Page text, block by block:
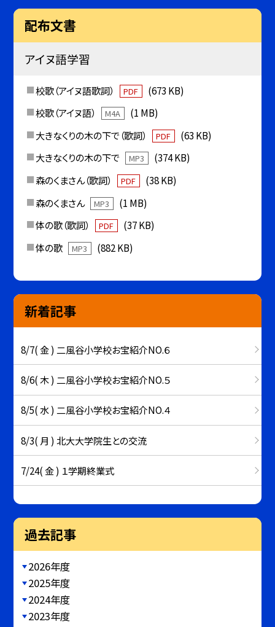
配布文書
アイヌ語学習
校歌（アイヌ語歌詞） PDF
(673 KB)
校歌（アイヌ語）
M4A
(1 MB)
大きなくりの木の下で（歌詞）
PDF
(63 KB)
大きなくりの木の下で
MP3
(374 KB)
森のくまさん（歌詞）
PDF
(38 KB)
森のくまさん
MP3
(1 MB)
体の歌（歌詞）
PDF
(37 KB)
体の歌
MP3 (882 KB)
新着記事
8/7( 金 ) 二風谷小学校お宝紹介NO.６
8/6( 木 ) 二風谷小学校お宝紹介NO.５
8/5( 水 ) 二風谷小学校お宝紹介NO.４
8/3( 月 ) 北大大学院生との交流
7/24( 金 ) １学期終業式
過去記事
2026年度
2025年度
2024年度
2023年度